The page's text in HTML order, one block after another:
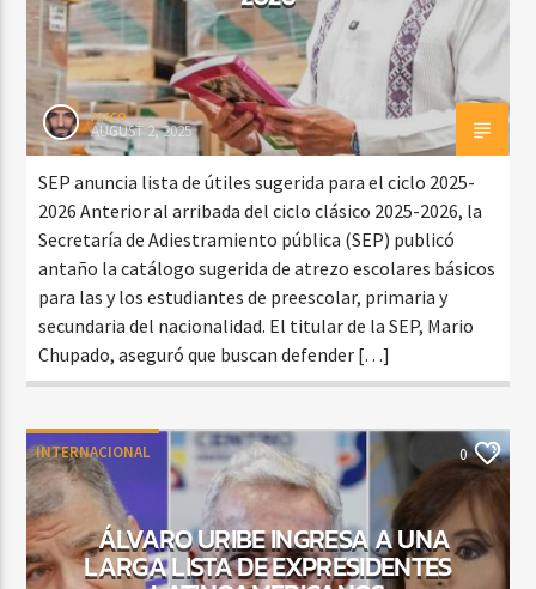
rasco
AUGUST 2, 2025
SEP anuncia lista de útiles sugerida para el ciclo 2025-
2026 Anterior al arribada del ciclo clásico 2025-2026, la
Secretaría de Adiestramiento pública (SEP) publicó
antaño la catálogo sugerida de atrezo escolares básicos
para las y los estudiantes de preescolar, primaria y
secundaria del nacionalidad. El titular de la SEP, Mario
Chupado, aseguró que buscan defender […]
INTERNACIONAL 0
ÁLVARO URIBE INGRESA A UNA
LARGA LISTA DE EXPRESIDENTES